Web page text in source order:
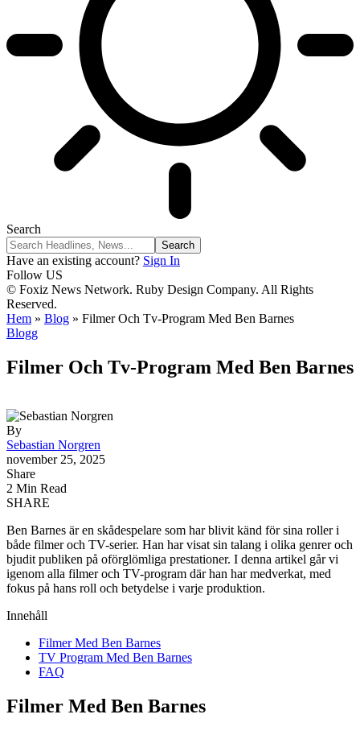
Search
Have an existing account? Sign In
Follow US
© Foxiz News Network. Ruby Design Company. All Rights
Reserved.
Hem » Blog » Filmer Och Tv-Program Med Ben Barnes
Blogg
Filmer Och Tv-Program Med Ben Barnes
By
Sebastian Norgren
november 25, 2025
Share
2 Min Read
SHARE
Ben Barnes är en skådespelare som har blivit känd för sina roller i
både filmer och TV-serier. Han har visat sin talang i olika genrer och
bjudit publiken på oförglömliga prestationer. I denna artikel går vi
igenom alla filmer och TV-program där han har medverkat, med
fokus på hans roll och betydelse i varje produktion.
Innehåll
Filmer Med Ben Barnes
TV Program Med Ben Barnes
FAQ
Filmer Med Ben Barnes